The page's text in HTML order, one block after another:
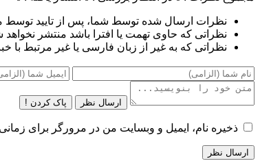
نظرات ارسال شده توسط شما، پس از تایید توسط
نظراتی که حاوی تهمت یا افترا باشد منتشر نخواهد
نظراتی که به غیر از زبان فارسی یا غیر مرتبط با
ارسال نظر پاک کردن !
ذخیره نام، ایمیل و وبسایت من در مرورگر برای